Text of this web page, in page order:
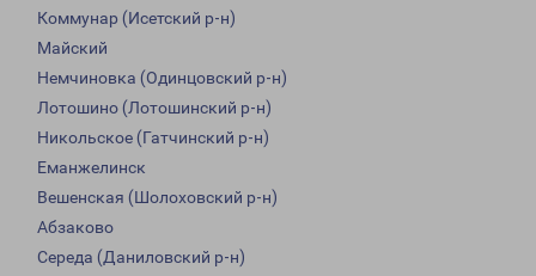
Коммунар (Исетский р-н)
Майский
Немчиновка (Одинцовский р-н)
Лотошино (Лотошинский р-н)
Никольское (Гатчинский р-н)
Еманжелинск
Вешенская (Шолоховский р-н)
Абзаково
Середа (Даниловский р-н)